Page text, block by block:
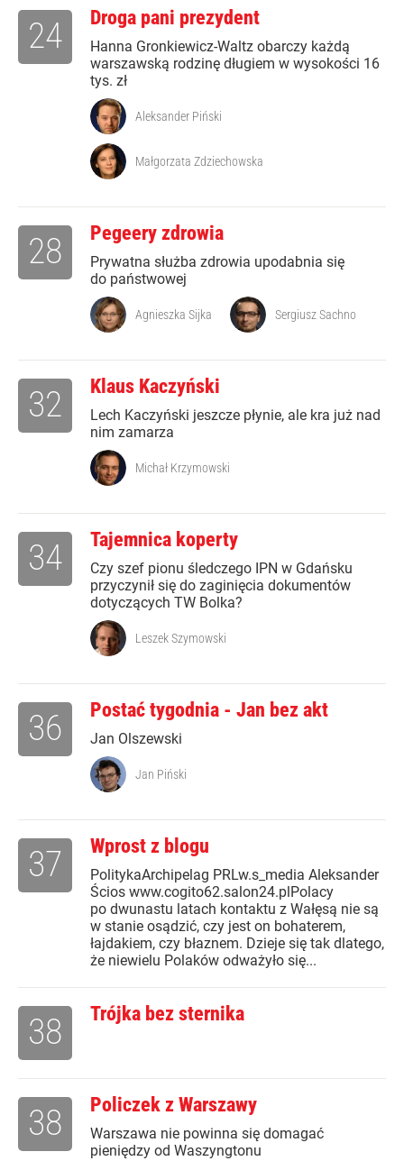
Droga pani prezydent
Hanna Gronkiewicz-Waltz obarczy każdą
warszawską rodzinę długiem w wysokości 16
tys. zł
24
Aleksander Piński
Małgorzata Zdziechowska
Pegeery zdrowia
Prywatna służba zdrowia upodabnia się
do państwowej
28
Agnieszka Sijka Sergiusz Sachno
Klaus Kaczyński
Lech Kaczyński jeszcze płynie, ale kra już nad
nim zamarza
32
Michał Krzymowski
Tajemnica koperty
Czy szef pionu śledczego IPN w Gdańsku
przyczynił się do zaginięcia dokumentów
dotyczących TW Bolka?
34
Leszek Szymowski
Postać tygodnia - Jan bez akt
Jan Olszewski
36
Jan Piński
Wprost z blogu
PolitykaArchipelag PRLw.s_media Aleksander
Ścios www.cogito62.salon24.plPolacy
po dwunastu latach kontaktu z Wałęsą nie są
w stanie osądzić, czy jest on bohaterem,
łajdakiem, czy błaznem. Dzieje się tak dlatego,
że niewielu Polaków odważyło się...
37
Trójka bez sternika
38
Policzek z Warszawy
Warszawa nie powinna się domagać
pieniędzy od Waszyngtonu
38